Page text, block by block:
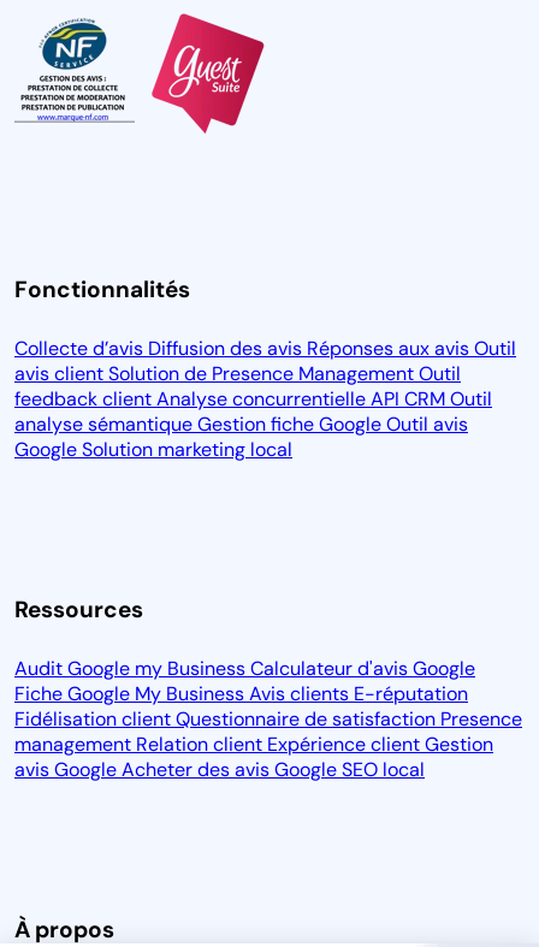
Fonctionnalités
Collecte d’avis Diffusion des avis Réponses aux avisOutil
avis clientSolution de Presence ManagementOutil
feedback clientAnalyse concurrentielleAPI CRMOutil
analyse sémantiqueGestion fiche GoogleOutil avis
GoogleSolution marketing local
Ressources
Audit Google my BusinessCalculateur d'avis Google
Fiche Google My BusinessAvis clients E-réputation
Fidélisation clientQuestionnaire de satisfaction Presence
management Relation client Expérience clientGestion
avis GoogleAcheter des avis GoogleSEO local
À propos